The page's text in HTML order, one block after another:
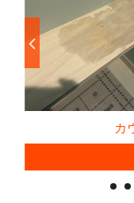
カウンターの塗装補修